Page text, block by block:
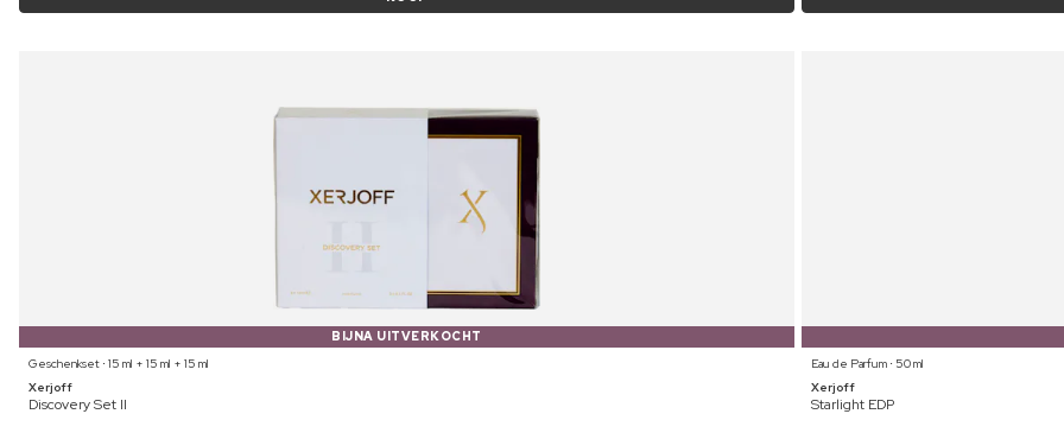
BIJNA UITVERKOCHT
Geschenkset ⋅ 15 ml + 15 ml + 15 ml
Xerjoff
Discovery Set II
Eau de Parfum ⋅ 50 ml
Xerjoff
Starlight EDP